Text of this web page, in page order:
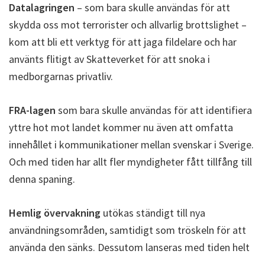
Datalagringen – som bara skulle användas för att
skydda oss mot terrorister och allvarlig brottslighet –
kom att bli ett verktyg för att jaga fildelare och har
använts flitigt av Skatteverket för att snoka i
medborgarnas privatliv.
FRA-lagen som bara skulle användas för att identifiera
yttre hot mot landet kommer nu även att omfatta
innehållet i kommunikationer mellan svenskar i Sverige.
Och med tiden har allt fler myndigheter fått tillfång till
denna spaning.
Hemlig övervakning utökas ständigt till nya
användningsområden, samtidigt som tröskeln för att
använda den sänks. Dessutom lanseras med tiden helt